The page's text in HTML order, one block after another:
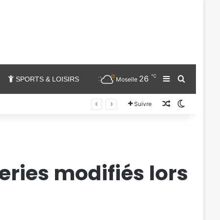
SPORTS & LOISIRS Moselle 26℃ SidebarChercher
Suivre Un article au
modifiés lors